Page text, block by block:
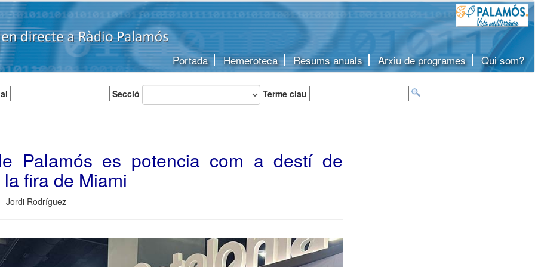
Portada Hemeroteca Resums anuals Arxiu de programes Qui som?
Secció Terme clau
Palamós es potencia com a destí de
fira de Miami
Jordi Rodríguez